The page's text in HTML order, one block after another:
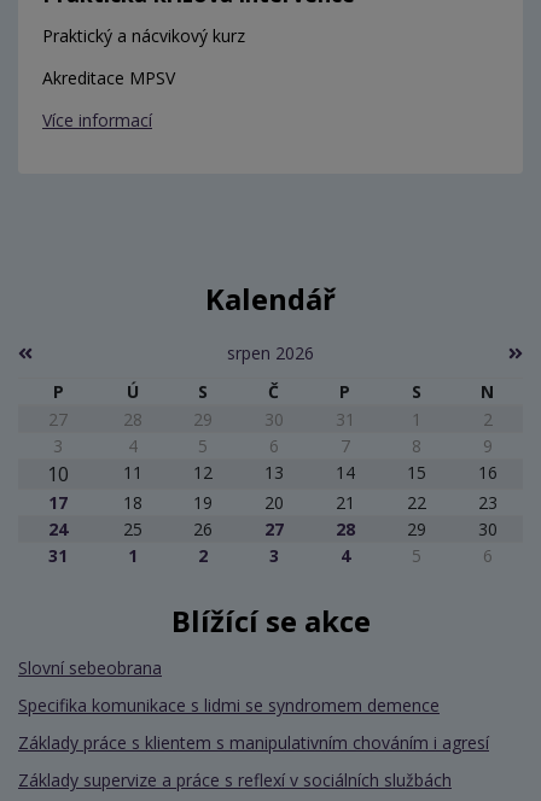
Praktický a nácvikový kurz
Akreditace MPSV
Více informací
Kalendář
srpen 2026
P
Ú S Č P S
N
27
28 29 30 31 1
2
3
4 5 6 7 8 9
10 11 12 13 14 15
16
17
18 19 20 21 22
23
24
25 26 27 28 29
30
31
1 2 3 4 5 6
Blížící se akce
Slovní sebeobrana
Specifika komunikace s lidmi se syndromem demence
Základy práce s klientem s manipulativním chováním i agresí
Základy supervize a práce s reflexí v sociálních službách